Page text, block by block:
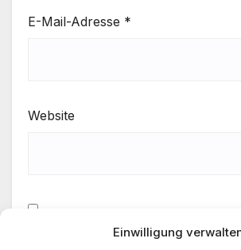
Einwilligung
E-Mail-Adresse *
Website
Meinen Namen, meine E-Mail-